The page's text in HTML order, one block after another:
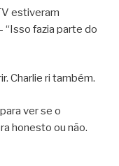
estiveram
“Isso fazia parte do
Charlie ri também.
ver se o
honesto ou não.